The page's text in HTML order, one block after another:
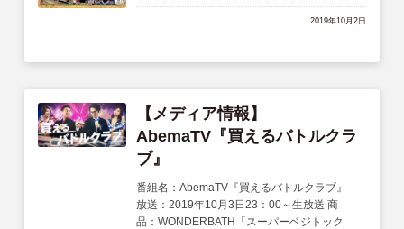
English
2019年10月2日
【メディア情報】
AbemaTV『買えるバトルクラ
ブ』
番組名：AbemaTV『買えるバトルクラブ』
放送：2019年10月3日23：00～生放送 商
品：WONDERBATH「スーパーベジトック